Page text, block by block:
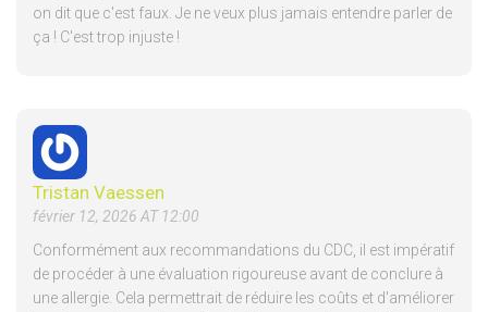
on dit que c'est faux. Je ne veux plus jamais entendre parler de
ça ! C'est trop injuste !
Tristan Vaessen
février 12, 2026 AT 12:00
Conformément aux recommandations du CDC, il est impératif
de procéder à une évaluation rigoureuse avant de conclure à
une allergie. Cela permettrait de réduire les coûts et d'améliorer